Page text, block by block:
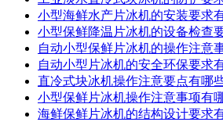
小型海鲜水产片冰机的安装要求
小型保鲜降温片冰机的设备检查
自动小型保鲜片冰机的操作注意
自动小型片冰机的安全环保要求
直冷式块冰机操作注意要点有哪
小型保鲜片冰机操作注意事项有
海鲜保鲜片冰机的结构设计要求